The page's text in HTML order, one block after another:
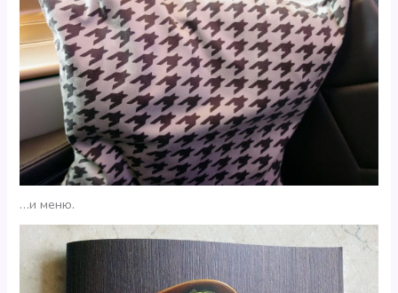
…и меню.